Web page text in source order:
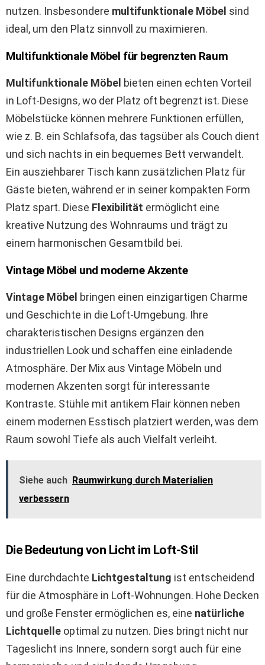
nutzen. Insbesondere multifunktionale Möbel sind
ideal, um den Platz sinnvoll zu maximieren.
Multifunktionale Möbel für begrenzten Raum
Multifunktionale Möbel bieten einen echten Vorteil
in Loft-Designs, wo der Platz oft begrenzt ist. Diese
Möbelstücke können mehrere Funktionen erfüllen,
wie z. B. ein Schlafsofa, das tagsüber als Couch dient
und sich nachts in ein bequemes Bett verwandelt.
Ein ausziehbarer Tisch kann zusätzlichen Platz für
Gäste bieten, während er in seiner kompakten Form
Platz spart. Diese Flexibilität ermöglicht eine
kreative Nutzung des Wohnraums und trägt zu
einem harmonischen Gesamtbild bei.
Vintage Möbel und moderne Akzente
Vintage Möbel bringen einen einzigartigen Charme
und Geschichte in die Loft-Umgebung. Ihre
charakteristischen Designs ergänzen den
industriellen Look und schaffen eine einladende
Atmosphäre. Der Mix aus Vintage Möbeln und
modernen Akzenten sorgt für interessante
Kontraste. Stühle mit antikem Flair können neben
einem modernen Esstisch platziert werden, was dem
Raum sowohl Tiefe als auch Vielfalt verleiht.
Siehe auch Raumwirkung durch Materialien
verbessern
Die Bedeutung von Licht im Loft-Stil
Eine durchdachte Lichtgestaltung ist entscheidend
für die Atmosphäre in Loft-Wohnungen. Hohe Decken
und große Fenster ermöglichen es, eine natürliche
Lichtquelle optimal zu nutzen. Dies bringt nicht nur
Tageslicht ins Innere, sondern sorgt auch für eine